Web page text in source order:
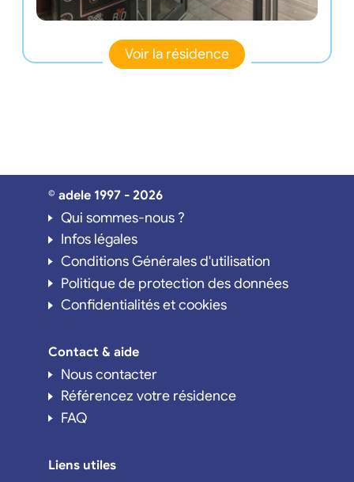
Voir la résidence
© adele 1997 - 2026
Qui sommes-nous ?
Infos légales
Conditions Générales d'utilisation
Politique de protection des données
Confidentialités et cookies
Contact & aide
Nous contacter
Référencez votre résidence
FAQ
Liens utiles